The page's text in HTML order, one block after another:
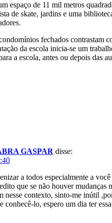
espaço de 11 mil metros
de skate, jardins e uma
fechados contrastam
da escola inicia-se um
a escola, antes ou depois das
GASPAR disse:
a todos especialmente a
que se não houver mudanças
nesse contexto, sinto-me inútil
conhecê-lo, espero um dia ter